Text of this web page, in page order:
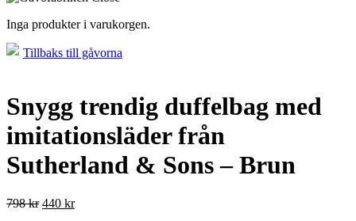
Inga produkter i varukorgen.
Tillbaks till gåvorna
Snygg trendig duffelbag med
imitationsläder från
Sutherland & Sons – Brun
798kr 440 kr